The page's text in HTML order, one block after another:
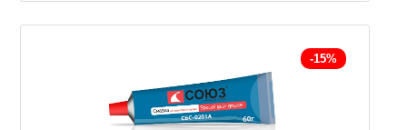
-15%